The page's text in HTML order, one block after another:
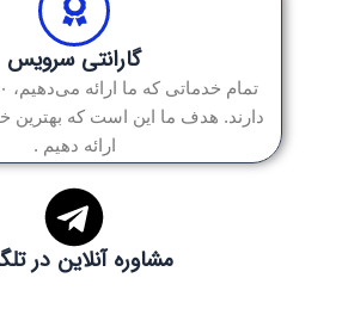
گارانتی سرویس
دارند. هدف ما این است که بهترین
ارائه دهیم .
مشاوره آنلاین در